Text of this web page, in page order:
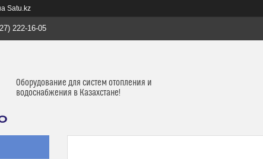
Satu.kz
222-16-05
Оборудование для систем отопления и
водоснабжения в Казахстане!